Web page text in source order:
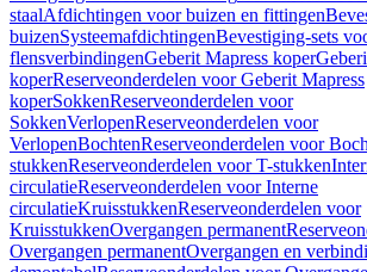
staalAfdichtingen voor buizen en fittingen
buizenSysteemafdichtingenBevestiging-sets
flensverbindingenGeberit Mapress koper
koperReserveonderdelen voor Geberit Mapress
koperSokkenReserveonderdelen voor
SokkenVerlopenReserveonderdelen voor
VerlopenBochtenReserveonderdelen voor
stukkenReserveonderdelen voor T-stukken
circulatieReserveonderdelen voor Interne
circulatieKruisstukkenReserveonderdelen voor
KruisstukkenOvergangen permanent
Overgangen permanentOvergangen en